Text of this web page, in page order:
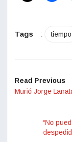
Tags : tiempo
Read Previous
Murió Jorge
“No